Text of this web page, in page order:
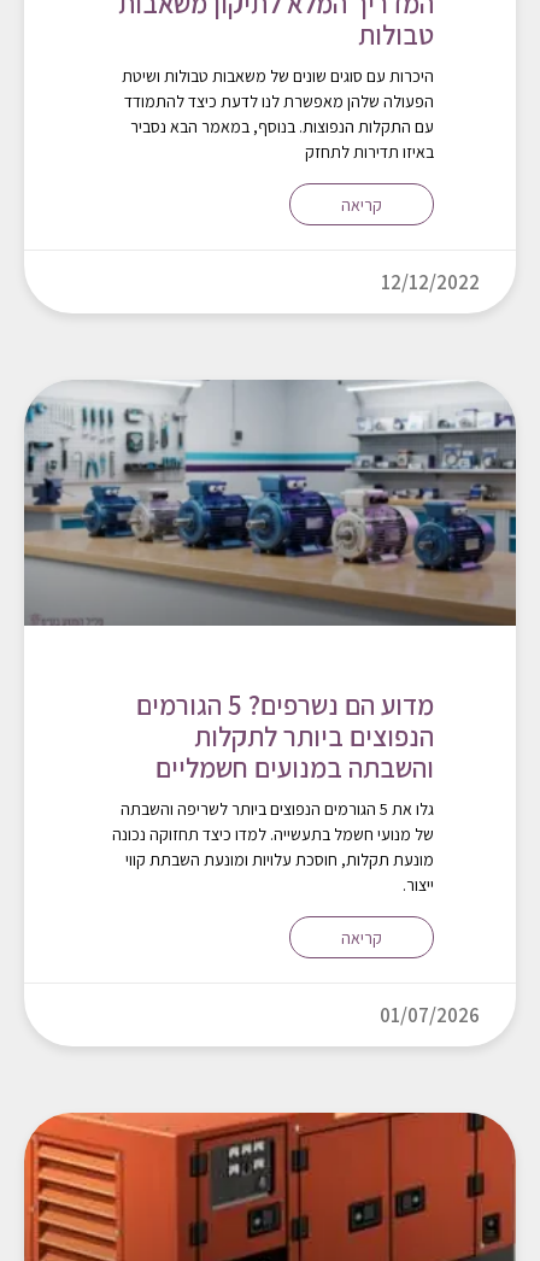
טבולות
היכרות עם סוגים שונים של משאבות טבולות ושיטת
הפעולה שלהן מאפשרת לנו לדעת כיצד להתמודד
עם התקלות הנפוצות. בנוסף, במאמר הבא נסביר
באיזו תדירות לתחזק
קריאה
12/12/2022
מדוע הם נשרפים? 5 הגורמים
הנפוצים ביותר לתקלות
והשבתה במנועים חשמליים
גלו את 5 הגורמים הנפוצים ביותר לשריפה והשבתה
של מנועי חשמל בתעשייה. למדו כיצד תחזוקה נכונה
מונעת תקלות, חוסכת עלויות ומונעת השבתת קווי
ייצור.
קריאה
01/07/2026